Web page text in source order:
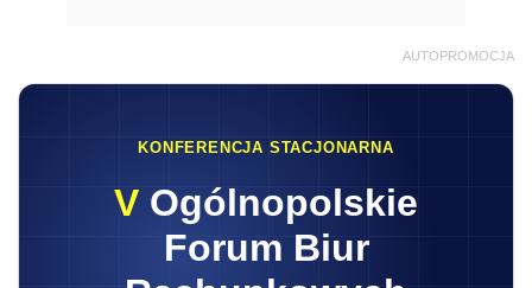
AUTOPROMOCJA
KONFERENCJA STACJONARNA
V Ogólnopolskie
Forum Biur